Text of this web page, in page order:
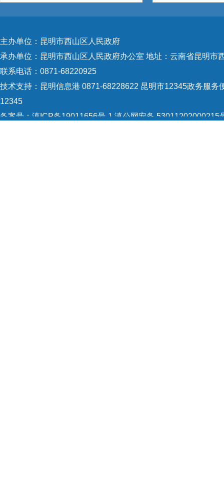
主办单位：昆明市西山区人民政府
承办单位：昆明市西山区人民政府办公室 地址：云南省昆明市
联系电话：0871-68220925
技术支持： 昆明信息港 0871-68228622 昆明市12345政务服务
12345
备案号： 滇ICP备19011656号-1 滇公网安备 53011202000215